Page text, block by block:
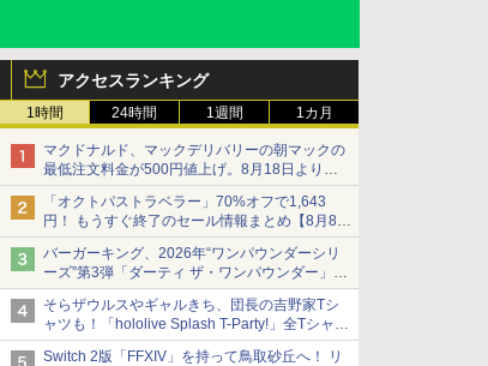
アクセスランキング
1時間 24時間 1週間 1カ月
マクドナルド、マックデリバリーの朝マックの
最低注文料金が500円値上げ。8月18日より
1,500円から受付
「オクトパストラベラー」70%オフで1,643
円！ もうすぐ終了のセール情報まとめ【8月8日
更新】
ニンテンドーeショップでは「大神 絶景版」が
67%オフで990円
バーガーキング、2026年“ワンパウンダーシリ
ーズ”第3弾「ダーティ ザ・ワンパウンダー」を
8月7日発売
「特製ガーリックマヨソース」を使用した超大
型チーズバーガー
そらザウルスやギャルきち、団長の吉野家Tシ
ャツも！「hololive Splash T-Party!」全Tシャツ
ラインナップ公開＆オンライン販売開始
Switch 2版「FFXIV」を持って鳥取砂丘へ！ リ